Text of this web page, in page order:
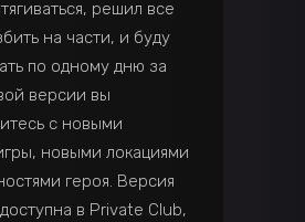
решил все
на части, и буду
по одному дню за
версии вы
с новыми
новыми локациями
героя. Версия
в Private Club,